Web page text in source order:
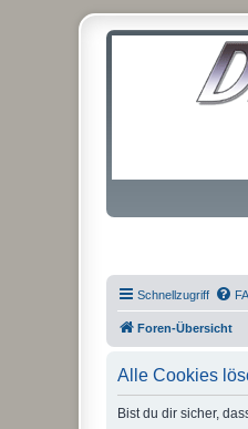
Schnellzugriff
Foren-Übersicht
Alle Cookies
Bist du dir sicher,